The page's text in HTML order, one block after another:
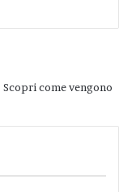
Scopri come vengono